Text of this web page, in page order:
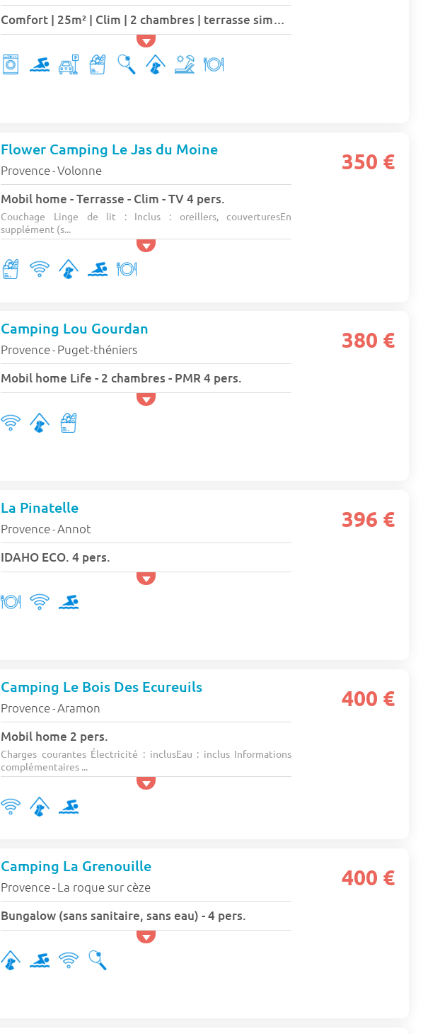
Comfort | 25m² | Clim | 2 chambres | terrasse simple - 6 pers.
Flower Camping Le Jas du Moine
Provence-Volonne
Mobil home - Terrasse - Clim - TV 4 pers.
Couchage Linge de lit : Inclus : oreillers, couverturesEn
supplément (s...
350 €
Camping Lou Gourdan
Provence- Puget-théniers
Mobil home Life - 2 chambres - PMR 4 pers.
380 €
La Pinatelle
Provence-Annot
IDAHO ECO. 4 pers.
396 €
Camping Le Bois Des Ecureuils
Provence-Aramon
Mobil home 2 pers.
Charges courantes Électricité : inclusEau : inclus Informations
complémentaires ...
400 €
Camping La Grenouille
Provence- La roque sur cèze
Bungalow (sans sanitaire, sans eau) - 4 pers.
400 €